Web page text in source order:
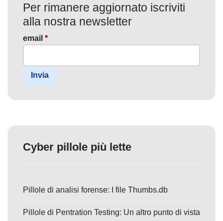
Per rimanere aggiornato iscriviti
alla nostra newsletter
email *
Invia
Cyber pillole più lette
Pillole di analisi forense: I file Thumbs.db
Pillole di Pentration Testing: Un altro punto di vista